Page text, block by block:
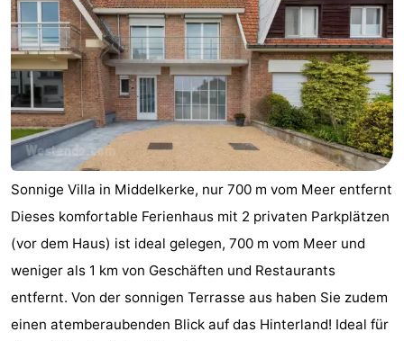
Sonnige Villa in Middelkerke, nur 700 m vom Meer entfernt
Dieses komfortable Ferienhaus mit 2 privaten Parkplätzen
(vor dem Haus) ist ideal gelegen, 700 m vom Meer und
weniger als 1 km von Geschäften und Restaurants
entfernt. Von der sonnigen Terrasse aus haben Sie zudem
einen atemberaubenden Blick auf das Hinterland! Ideal für